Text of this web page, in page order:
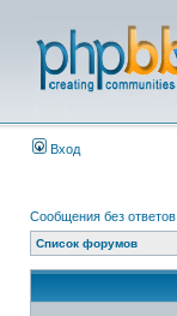
Вход
Сообщения без ответов
Список форумов